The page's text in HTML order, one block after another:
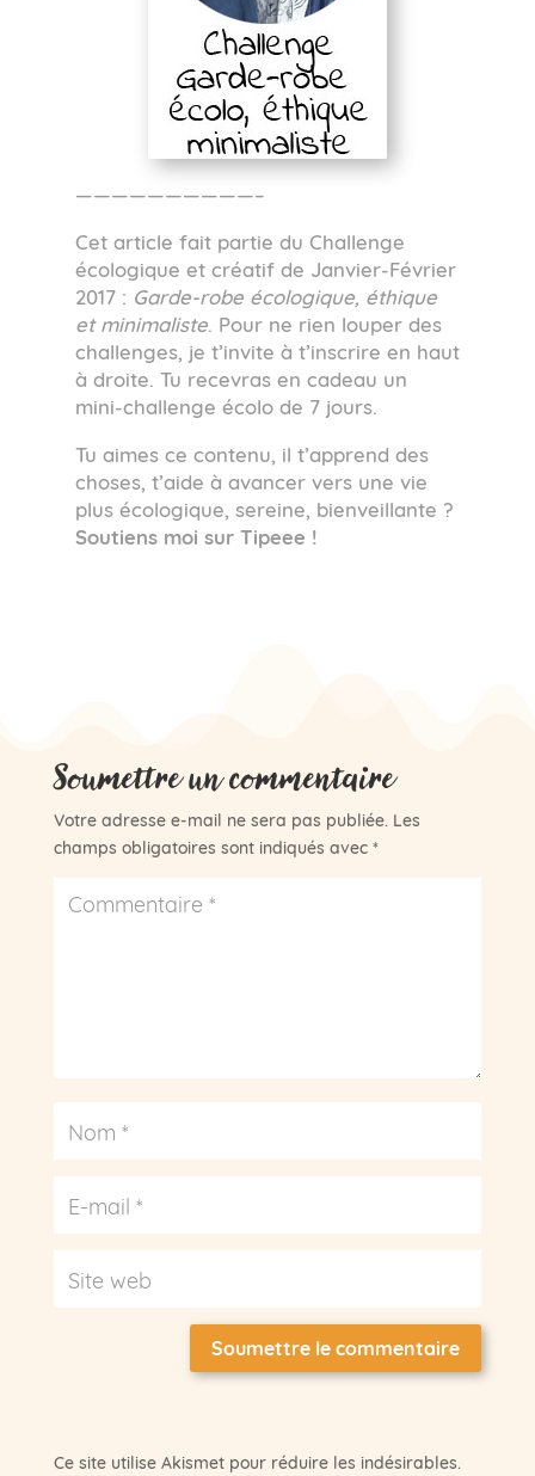
——————————–
Cet article fait partie du Challenge
écologique et créatif de Janvier-Février
2017 : Garde-robe écologique, éthique
et minimaliste. Pour ne rien louper des
challenges, je t’invite à t’inscrire en haut
à droite. Tu recevras en cadeau un
mini-challenge écolo de 7 jours.
Tu aimes ce contenu, il t’apprend des
choses, t’aide à avancer vers une vie
plus écologique, sereine, bienveillante ?
Soutiens moi sur Tipeee !
Soumettre un commentaire
Votre adresse e-mail ne sera pas publiée. Les
champs obligatoires sont indiqués avec *
Soumettre le commentaire
Ce site utilise Akismet pour réduire les indésirables.